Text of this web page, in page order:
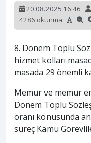
20.08.2025 16:46
4286 okunma
8. Dönem Toplu
hizmet kolları
masada 29 önemli
Memur ve memur
Dönem Toplu
oranı konusunda
süreç Kamu